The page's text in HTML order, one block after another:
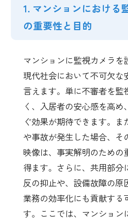
1. マンションにおける
の重要性と目的
マンションに監視カメラを
現代社会において不可欠な
言えます。単に不審者を監
く、入居者の安心感を高
ぐ効果が期待できます。
や事故が発生した場合、そ
映像は、事実解明のための
得ます。さらに、共用部分
反の抑止や、設備故障の原
業務の効率化にも貢献する
す。ここでは、マンション